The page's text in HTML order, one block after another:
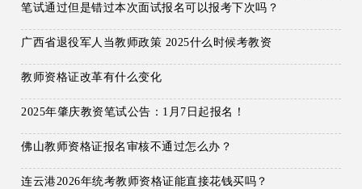
笔试通过但是错过本次面试报名可以报考下次吗？
广西省退役军人当教师政策 2025什么时候考教资
教师资格证改革有什么变化
2025年肇庆教资笔试公告：1月7日起报名！
佛山教师资格证报名审核不通过怎么办？
连云港2026年统考教师资格证能直接花钱买吗？